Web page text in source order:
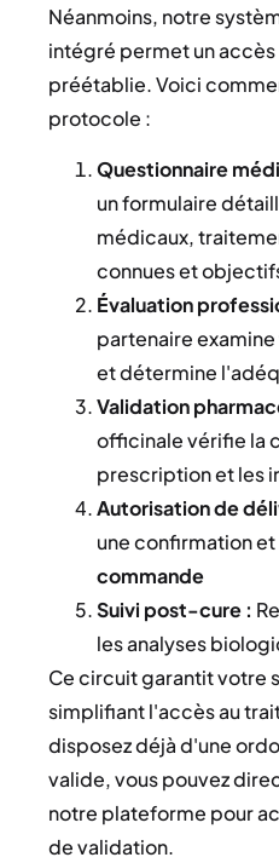
Néanmoins, notre
intégré permet un accès
préétablie. Voici
protocole :
Questionnaire
un formulaire
médicaux,
connues et
Évaluation
partenaire
et détermine
Validation
officinale vérifie la
prescription et les
Autorisation de
une confirmation
commande
Suivi post-cure :
les analyses
Ce circuit garantit votre
simplifiant l'accès au
disposez déjà d'une
valide, vous pouvez
notre plateforme pour
de validation.